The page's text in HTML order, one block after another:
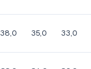
38,0 35,0 33,0